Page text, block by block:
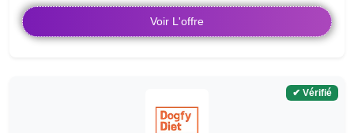
Voir L'offre
✔ Vérifié